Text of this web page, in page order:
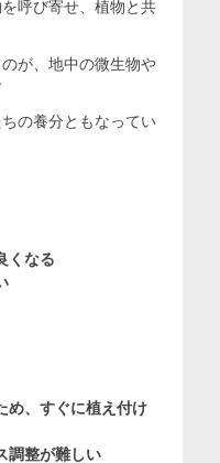
呼び寄せ、植物と共
が、地中の微生物や
の養分ともなってい
くなる
め、すぐに植え付け
調整が難しい